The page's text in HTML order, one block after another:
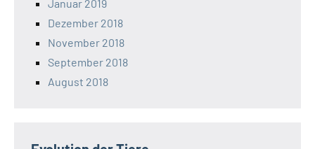
Januar 2019
Dezember 2018
November 2018
September 2018
August 2018